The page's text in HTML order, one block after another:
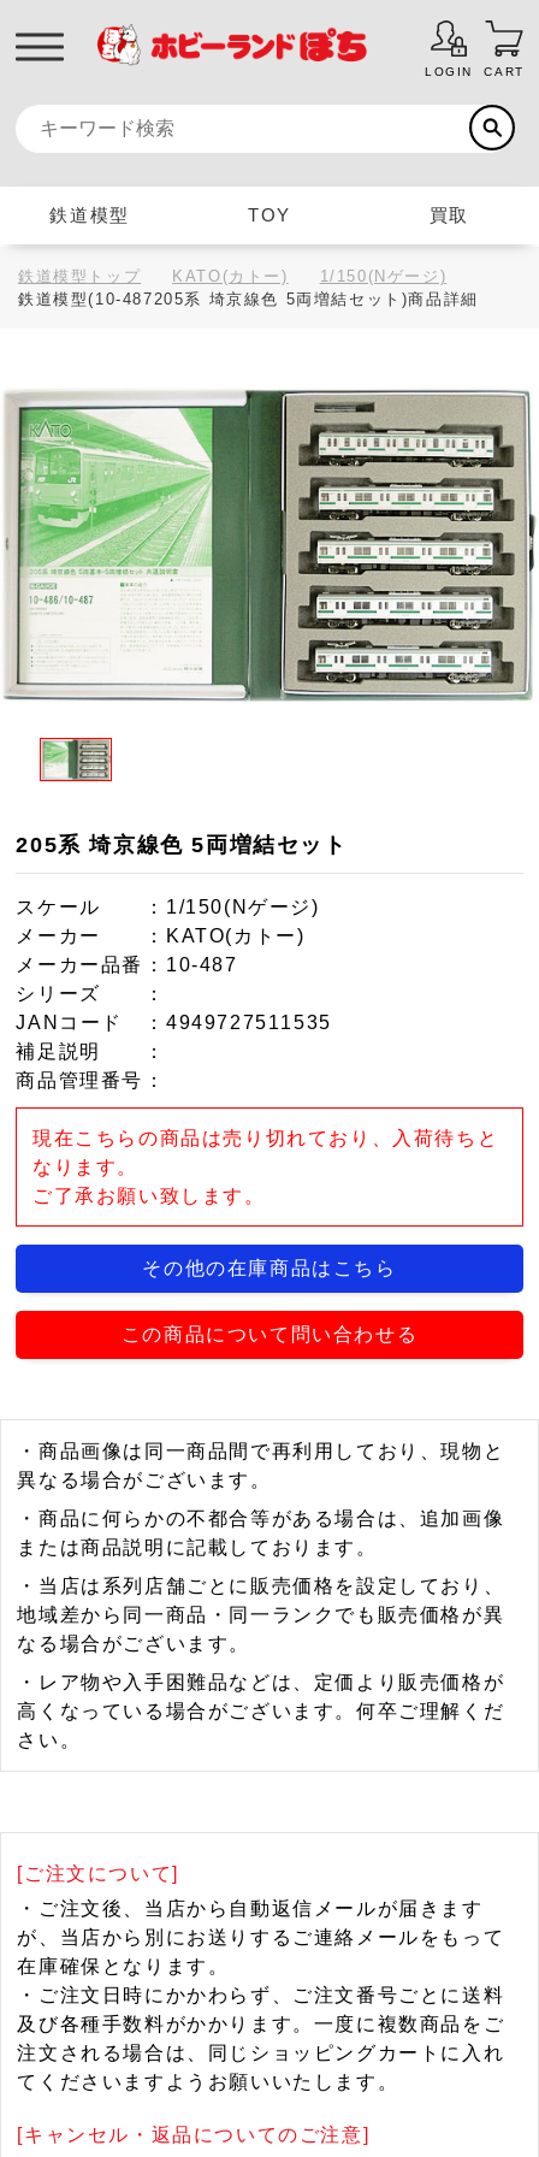
LOGIN CART
鉄道模型 TOY 買取
鉄道模型トップ KATO(カトー)
1/150(Nゲージ)
鉄道模型(10-487205系 埼京線色 5両増結セット)商品詳細
205系 埼京線色 5両増結セット
スケール
：1/150(Nゲージ)
メーカー
：KATO(カトー)
メーカー品番
：10-487
シリーズ
：
JANコード
：4949727511535
補足説明
：
商品管理番号 ：
現在こちらの商品は売り切れており、入荷待ちと
なります。
ご了承お願い致します。
その他の在庫商品はこちら
この商品について問い合わせる
・商品画像は同一商品間で再利用しており、現物と
異なる場合がございます。
・商品に何らかの不都合等がある場合は、追加画像
または商品説明に記載しております。
・当店は系列店舗ごとに販売価格を設定しており、
地域差から同一商品・同一ランクでも販売価格が異
なる場合がございます。
・レア物や入手困難品などは、定価より販売価格が
高くなっている場合がございます。何卒ご理解くだ
さい。
[ご注文について]
・ご注文後、当店から自動返信メールが届きます
が、当店から別にお送りするご連絡メールをもって
在庫確保となります。
・ご注文日時にかかわらず、ご注文番号ごとに送料
及び各種手数料がかかります。一度に複数商品をご
注文される場合は、同じショッピングカートに入れ
てくださいますようお願いいたします。
[キャンセル・返品についてのご注意]